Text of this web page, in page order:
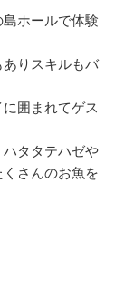
ホールで体験
りスキルもバ
囲まれてゲス
タタテハゼや
さんのお魚を